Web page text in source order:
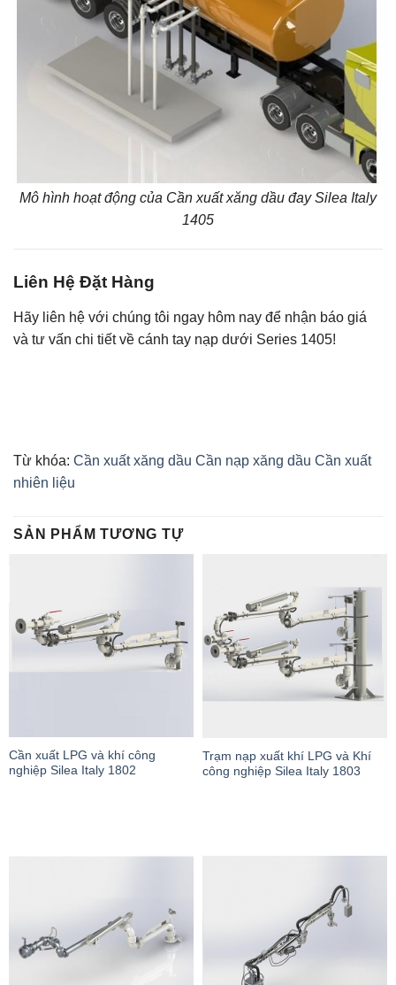
Mô hình hoạt động của Cần xuất xăng dầu đay Silea Italy
1405
Liên Hệ Đặt Hàng
Hãy liên hệ với chúng tôi ngay hôm nay để nhận báo giá
và tư vấn chi tiết về cánh tay nạp dưới Series 1405!
Từ khóa: Cần xuất xăng dầu Cần nạp xăng dầu Cần xuất
nhiên liệu
SẢN PHẨM TƯƠNG TỰ
Cần xuất LPG và khí công
nghiệp Silea Italy 1802
Trạm nạp xuất khí LPG và Khí
công nghiệp Silea Italy 1803